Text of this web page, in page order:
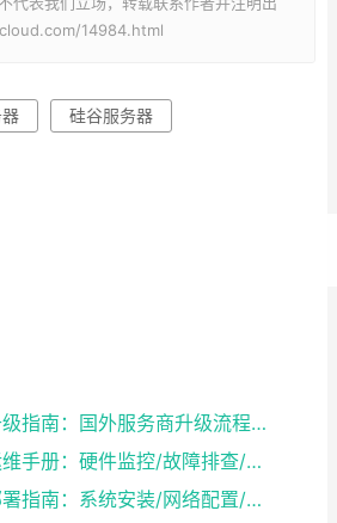
14984.html
硅谷服务器
国外物理机配置升级指南：国外服务商升级流程/成本/业务中断风险对比
国外物理机日常运维手册：硬件监控/故障排查/性能优化技巧
国外物理机快速部署指南：系统安装/网络配置/安全防护一步到位